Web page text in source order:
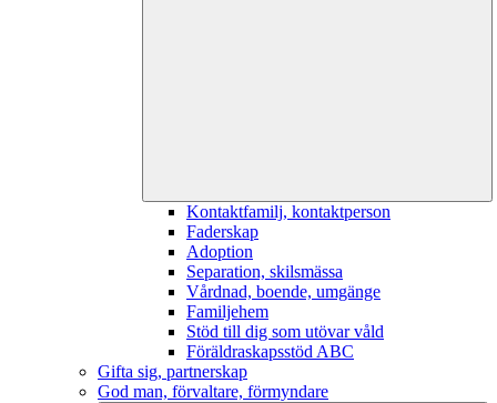
Kontaktfamilj, kontaktperson
Faderskap
Adoption
Separation, skilsmässa
Vårdnad, boende, umgänge
Familjehem
Stöd till dig som utövar våld
Föräldraskapsstöd ABC
Gifta sig, partnerskap
God man, förvaltare, förmyndare